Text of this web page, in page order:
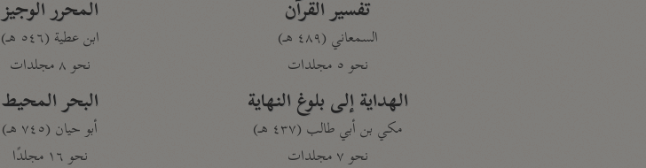
تفسير القرآن
السمعاني (٤٨٩ هـ)
نحو ٥ مجلدات
الهداية إلى بلوغ النهاية
مكي بن أبي طالب (٤٣٧ هـ)
نحو ٧ مجلدات
المحرر الوجيز
ابن عطية (٥٤٦ هـ)
نحو ٨ مجلدات
البحر المحيط
أبو حيان (٧٤٥ هـ)
نحو ١٦ مجلدًا